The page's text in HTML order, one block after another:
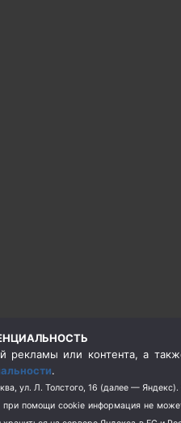
или контента, а
.
ул. Л. Толстого, 16 (далее —
при помощи cookie информация не